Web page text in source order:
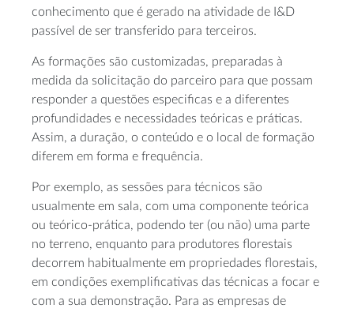
conhecimento que é gerado na atividade de I&D
passível de ser transferido para terceiros.
As formações são customizadas, preparadas à
medida da solicitação do parceiro para que possam
responder a questões especificas e a diferentes
profundidades e necessidades teóricas e práticas.
Assim, a duração, o conteúdo e o local de formação
diferem em forma e frequência.
Por exemplo, as sessões para técnicos são
usualmente em sala, com uma componente teórica
ou teórico-prática, podendo ter (ou não) uma parte
no terreno, enquanto para produtores florestais
decorrem habitualmente em propriedades florestais,
em condições exemplificativas das técnicas a focar e
com a sua demonstração. Para as empresas de